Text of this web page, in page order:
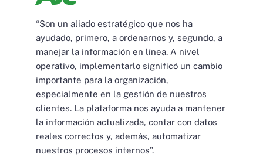
“Son un aliado estratégico que nos ha
ayudado, primero, a ordenarnos y, segundo, a
manejar la información en línea. A nivel
operativo, implementarlo significó un cambio
importante para la organización,
especialmente en la gestión de nuestros
clientes. La plataforma nos ayuda a mantener
la información actualizada, contar con datos
reales correctos y, además, automatizar
nuestros procesos internos”.